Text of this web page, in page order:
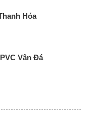
Hóa
Vân Đá